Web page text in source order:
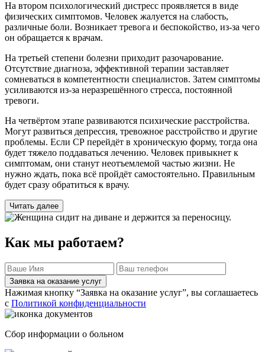
На втором психологический дистресс проявляется в виде
физических симптомов. Человек жалуется на слабость,
различные боли. Возникает тревога и беспокойство, из-за чего
он обращается к врачам.
На третьей степени болезни приходит разочарование.
Отсутствие диагноза, эффективной терапии заставляет
сомневаться в компетентности специалистов. Затем симптомы
усиливаются из-за неразрешённого стресса, постоянной
тревоги.
На четвёртом этапе развиваются психические расстройства.
Могут развиться депрессия, тревожное расстройство и другие
проблемы. Если СР перейдёт в хроническую форму, тогда она
будет тяжело поддаваться лечению. Человек привыкнет к
симптомам, они станут неотъемлемой частью жизни. Не
нужно ждать, пока всё пройдёт самостоятельно. Правильным
будет сразу обратиться к врачу.
Читать далее
Как мы работаем?
Заявка на оказание услуг
Нажимая кнопку “Заявка на оказание услуг”, вы соглашаетесь
с Политикой конфиденциальности
Сбор информации о больном